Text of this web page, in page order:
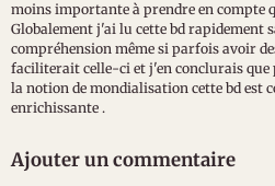
moins importante à prendre en compte
Globalement j'ai lu cette bd rapidement
compréhension même si parfois avoir
faciliterait celle-ci et j'en conclurais que
la notion de mondialisation cette bd est
enrichissante .
Ajouter un commentaire